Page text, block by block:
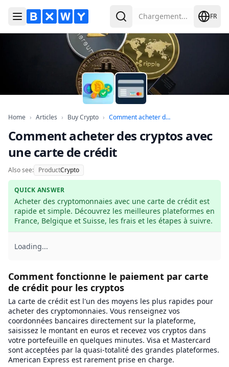
Ouvrir le menu RechercherChargement... FR
HomeHome
› Articles Articles
› Buy CryptoBuy Crypto
› Comment acheter des...
Comment acheter des cryptos avec
une carte de crédit
Also see: ProductCrypto
QUICK ANSWER
Acheter des cryptomonnaies avec une carte de crédit est
rapide et simple. Découvrez les meilleures plateformes en
France, Belgique et Suisse, les frais et les étapes à suivre.
Loading...
Comment fonctionne le paiement par carte
de crédit pour les cryptos
La carte de crédit est l'un des moyens les plus rapides pour
acheter des cryptomonnaies. Vous renseignez vos
coordonnées bancaires directement sur la plateforme,
saisissez le montant en euros et recevez vos cryptos dans
votre portefeuille en quelques minutes. Visa et Mastercard
sont acceptées par la quasi-totalité des grandes plateformes.
American Express est rarement prise en charge.